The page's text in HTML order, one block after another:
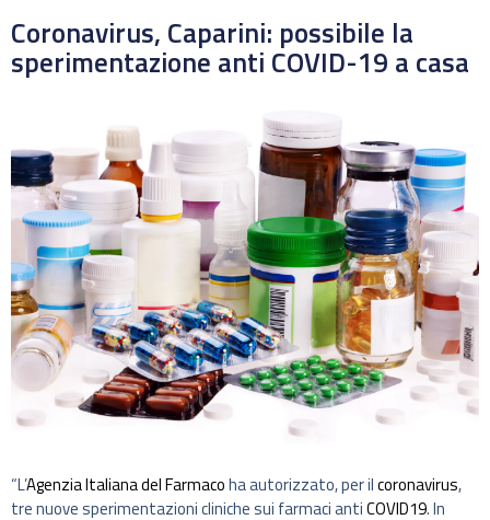
Coronavirus, Caparini: possibile la
sperimentazione anti COVID-19 a casa
“L’Agenzia Italiana del Farmacoha autorizzato, per ilcoronavirus,
tre nuove sperimentazioni cliniche sui farmaci antiCOVID19. In